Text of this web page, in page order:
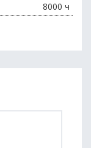
8000 ч